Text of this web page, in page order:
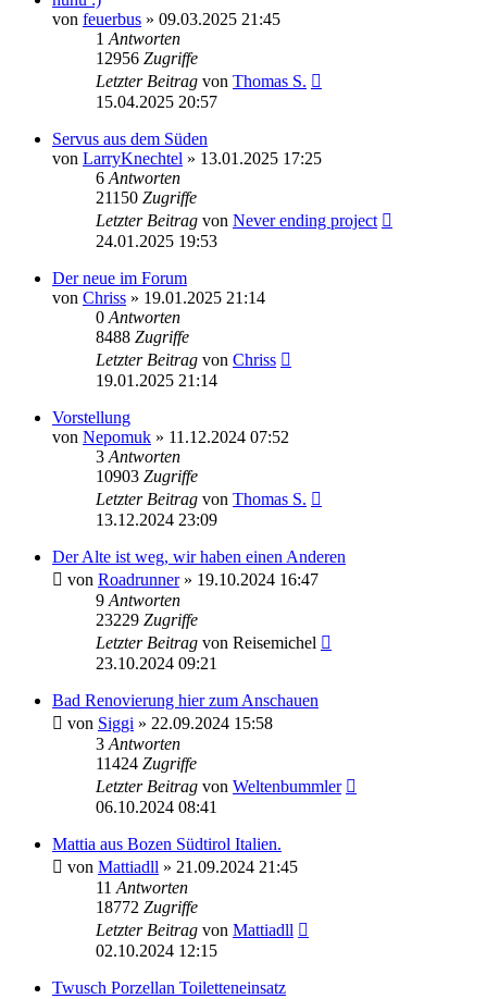
von feuerbus » 09.03.2025 21:45
1 Antworten
12956 Zugriffe
Letzter Beitrag von Thomas S.
15.04.2025 20:57
Servus aus dem Süden
von LarryKnechtel » 13.01.2025 17:25
6 Antworten
21150 Zugriffe
Letzter Beitrag von Never ending project
24.01.2025 19:53
Der neue im Forum
von Chriss » 19.01.2025 21:14
0 Antworten
8488 Zugriffe
Letzter Beitrag von Chriss
19.01.2025 21:14
Vorstellung
von Nepomuk » 11.12.2024 07:52
3 Antworten
10903 Zugriffe
Letzter Beitrag von Thomas S.
13.12.2024 23:09
Der Alte ist weg, wir haben einen Anderen
von Roadrunner» 19.10.2024 16:47
9 Antworten
23229 Zugriffe
Letzter Beitrag von Reisemichel
23.10.2024 09:21
Bad Renovierung hier zum Anschauen
von Siggi » 22.09.2024 15:58
3 Antworten
11424 Zugriffe
Letzter Beitrag von Weltenbummler
06.10.2024 08:41
Mattia aus Bozen Südtirol Italien.
von Mattiadll » 21.09.2024 21:45
11 Antworten
18772 Zugriffe
Letzter Beitrag von Mattiadll
02.10.2024 12:15
Twusch Porzellan Toiletteneinsatz